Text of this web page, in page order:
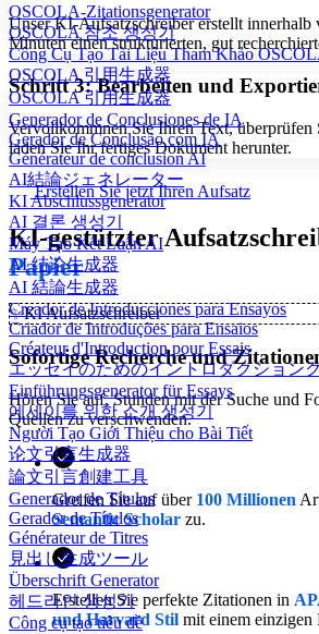
OSCOLA-Zitationsgenerator
OSCOLA 참조 생성기
Công Cụ Tạo Tài Liệu Tham Khảo
OSCOLA 引用生成器
OSCOLA 引用生成器
Generador de Conclusiones de IA
Gerador de Conclusão com IA
Générateur de conclusion AI
AI結論ジェネレーター
KI Abschlussgenerator
AI 결론 생성기
Máy Tạo Kết Luận AI
AI 结论生成器
AI 結論生成器
Creador de Introducciones para Ensayos
Criador de Introduções para Ensaios
Créateur d'Introduction pour Essais
エッセイのためのイントロダクション
Einführungsgenerator für Essays
에세이를 위한 소개 생성기
Người Tạo Giới Thiệu cho Bài Tiết
论文引言生成器
論文引言創建工具
Generador de Títulos
Gerador de Títulos
Générateur de Titres
見出し生成ツール
Überschrift Generator
헤드라인 생성기
Công cụ tạo tiêu đề
Unser KI-Aufsatzschreiber erstellt innerhalb
Minuten einen strukturierten, gut
Schritt 3: Bearbeiten und
Vervollkommnen Sie Ihren Text, überprüfen
laden Sie Ihr fertiges Dokument herunter.
Erstellen Sie jetzt Ihren Aufsatz
KI-gestützter
Papier
✨KI Aufsatzschreiber
Sofortige Recherche und
Hören Sie auf, Stunden mit der Suche und
Quellen zu verschwenden.
Greifen Sie auf über 100 Millionen
Semantic Scholar zu.
Erstellen Sie perfekte Zitationen in
und Harvard Stil mit einem